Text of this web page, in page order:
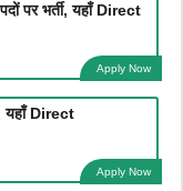
पर भर्ती, यहाँ Direct
Apply Now
यहाँ Direct
Apply Now